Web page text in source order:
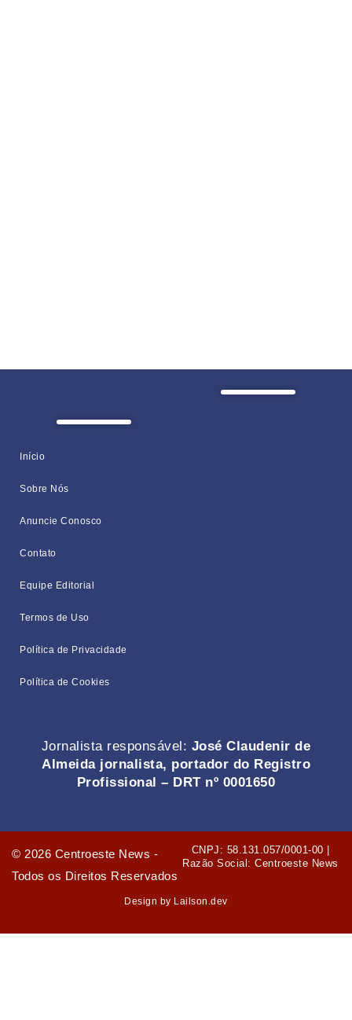
Início
Sobre Nós
Anuncie Conosco
Contato
Equipe Editorial
Termos de Uso
Política de Privacidade
Política de Cookies
Jornalista responsável: José Claudenir de
Almeida jornalista, portador do Registro
Profissional – DRT nº 0001650
© 2026 Centroeste News -
Todos os Direitos Reservados
CNPJ: 58.131.057/0001-00 |
Razão Social: Centroeste News
Design by Lailson.dev